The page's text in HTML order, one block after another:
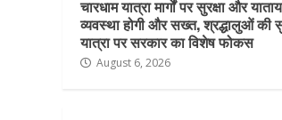
चारधाम यात्रा मार्गों पर सुरक्षा और
व्यवस्था होगी और सख्त, श्रद्धालुओं की
यात्रा पर सरकार का विशेष फोकस
August 6, 2026